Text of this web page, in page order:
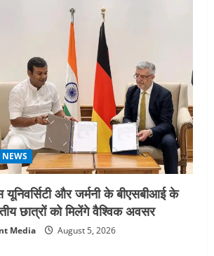
यूनिवर्सिटी और जर्मनी के बीएसबीआई के
छात्रों को मिलेंगे वैश्विक अवसर
Media August 5, 2026